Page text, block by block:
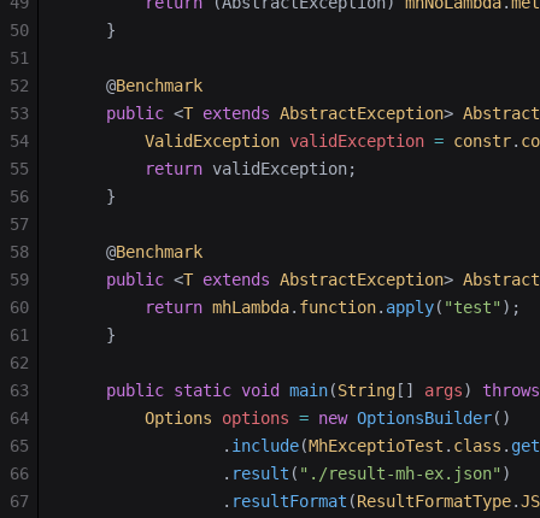
    }
    @
Benchmark
    public
<T extends AbstractException>
        ValidException
validException = constr.
        return
validException;
    }
    @
Benchmark
    public
<T extends AbstractException>
        return
mhLambda. function. apply( "test" );
    }
    public
static void main(String [] args)
throws
        Options
options = new OptionsBuilder()
                .
include(MhExceptioTest . class .
                .
result ( "./result-mh-ex.json" )
                .
resultFormat (ResultFormatType.
50
51
52
53
54
55
56
57
58
59
60
61
62
63
64
65
66
67